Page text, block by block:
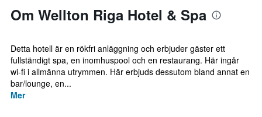
Om Wellton Riga Hotel & Spa
Detta hotell är en rökfri anläggning och erbjuder gäster ett
fullständigt spa, en inomhuspool och en restaurang. Här ingår
wi-fi i allmänna utrymmen. Här erbjuds dessutom bland annat en
bar/lounge, en...
Mer